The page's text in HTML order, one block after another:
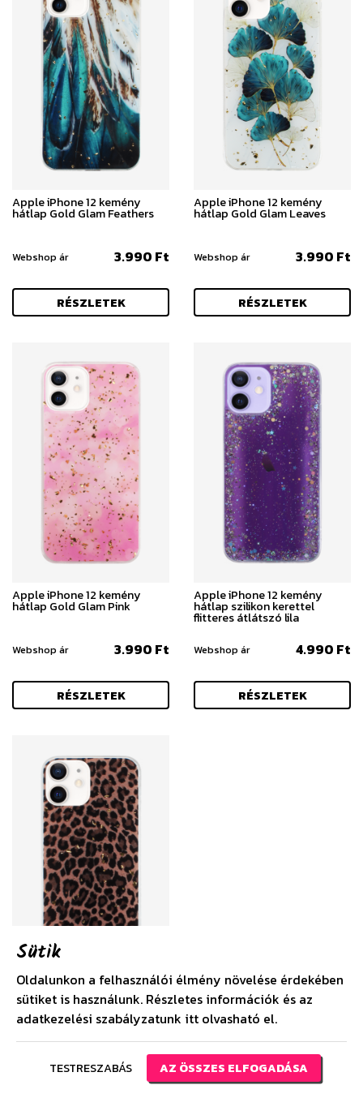
Apple iPhone 12 kemény
hátlap Gold Glam Feathers
Webshop ár 3.990 Ft
RÉSZLETEK
Apple iPhone 12 kemény
hátlap Gold Glam Leaves
Webshop ár 3.990 Ft
RÉSZLETEK
Apple iPhone 12 kemény
hátlap Gold Glam Pink
Webshop ár 3.990 Ft
RÉSZLETEK
Apple iPhone 12 kemény
hátlap szilikon kerettel
flitteres átlátszó lila
Webshop ár 4.990 Ft
RÉSZLETEK
Apple iPhone 12 kemény
hátlap Gold Glam Leopard
Webshop ár 3.990 Ft
Sütik
Oldalunkon a felhasználói élmény növelése érdekében
sütiket is használunk. Részletes információk és az
adatkezelési szabályzatunk itt olvasható el.
TESTRESZABÁS AZ ÖSSZES ELFOGADÁSA